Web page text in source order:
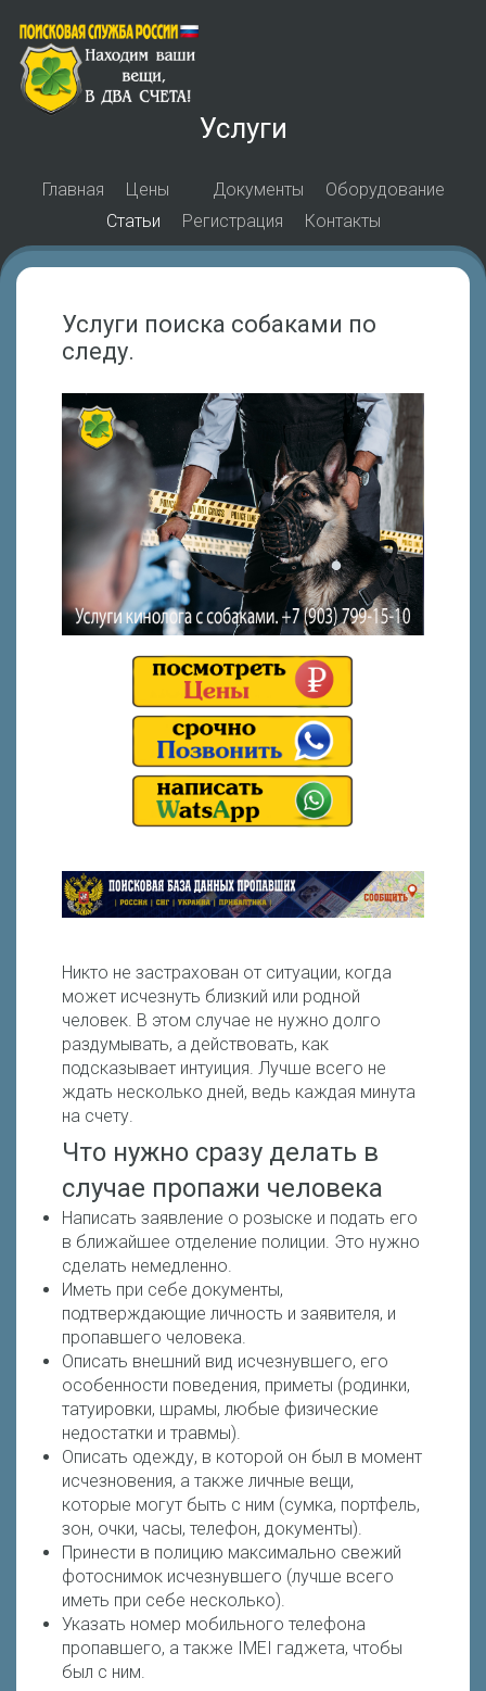
Услуги
Главная Цены Документы
Оборудование
Статьи
Регистрация Контакты
Услуги поиска собаками по
следу.
Никто не застрахован от ситуации, когда
может исчезнуть близкий или родной
человек. В этом случае не нужно долго
раздумывать, а действовать, как
подсказывает интуиция. Лучше всего не
ждать​ несколько дней, ведь каждая минута
на счету.
Что нужно сразу делать в
случае пропажи человека
Написать заявление о розыске и подать его
в ближайшее отделение полиции. Это нужно
сделать немедленно.
Иметь при себе документы,
подтверждающие личность и заявителя, и
пропавшего человека.
Описать внешний вид исчезнувшего, его
особенности поведения, приметы (родинки,
татуировки, шрамы, любые физические
недостатки и травмы).
Описать одежду, в которой он был в момент
исчезновения, а также личные вещи,
которые могут быть с ним (сумка, портфель,
зон, очки, часы, телефон, документы).
Принести в полицию максимально свежий
фотоснимок исчезнувшего (лучше всего
иметь при себе несколько).
Указать номер мобильного телефона
пропавшего, а также IMEI гаджета, чтобы
был с ним.